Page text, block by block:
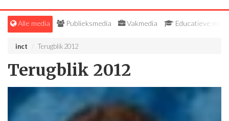
Alle media Publieksmedia Vakmedia Educatieve
inct Terugblik 2012
Terugblik 2012